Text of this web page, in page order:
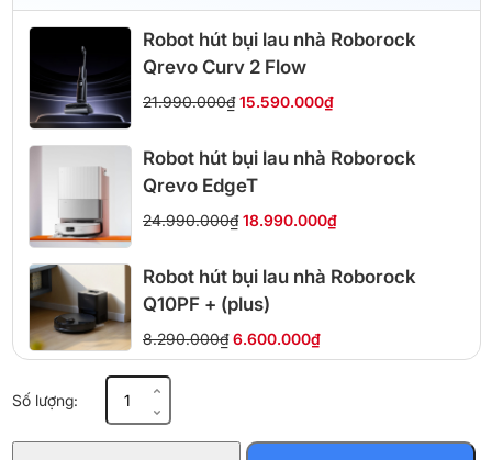
Robot hút bụi lau nhà Roborock
Qrevo Curv 2 Flow
21.990.000₫ 15.590.000₫
Robot hút bụi lau nhà Roborock
Qrevo EdgeT
24.990.000₫ 18.990.000₫
Robot hút bụi lau nhà Roborock
Q10PF + (plus)
8.290.000₫ 6.600.000₫
Số lượng:
Robot
hút